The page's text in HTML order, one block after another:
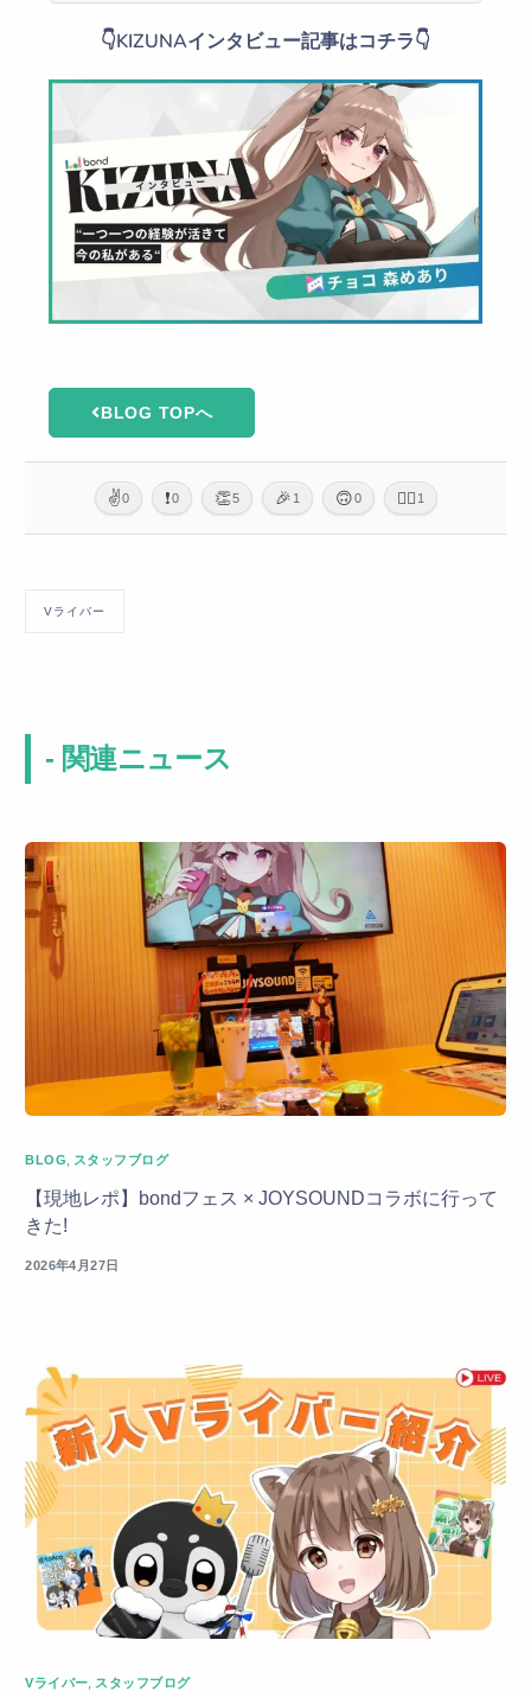
👇KIZUNAインタビュー記事はコチラ👇
BLOG TOPへ
✌️0 ❗0 👏5 🎉 1 🙃0 🙇‍♂️ 1
Vライバー
- 関連ニュース
BLOG スタッフブログ
【現地レポ】bondフェス × JOYSOUNDコラボに行って
きた!
2026年4月27日
Vライバー スタッフブログ